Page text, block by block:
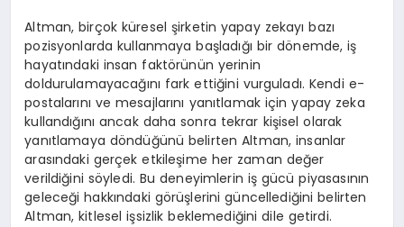
Altman, birçok küresel şirketin yapay zekayı bazı
pozisyonlarda kullanmaya başladığı bir dönemde, iş
hayatındaki insan faktörünün yerinin
doldurulamayacağını fark ettiğini vurguladı. Kendi e-
postalarını ve mesajlarını yanıtlamak için yapay zeka
kullandığını ancak daha sonra tekrar kişisel olarak
yanıtlamaya döndüğünü belirten Altman, insanlar
arasındaki gerçek etkileşime her zaman değer
verildiğini söyledi. Bu deneyimlerin iş gücü piyasasının
geleceği hakkındaki görüşlerini güncellediğini belirten
Altman, kitlesel işsizlik beklemediğini dile getirdi.